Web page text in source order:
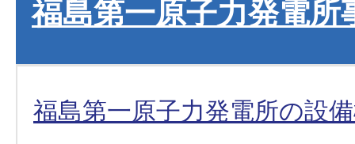
福島第一原子力発電所
福島第一原子力発電所の設